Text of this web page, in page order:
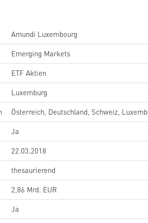
Amundi Luxembourg
Emerging Markets
ETF Aktien
Luxemburg
Österreich, Deutschland, Schweiz,
Ja
22.03.2018
thesaurierend
2,86 Mrd. EUR
Ja